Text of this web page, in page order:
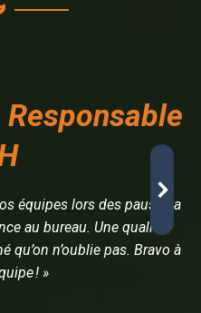
équipes lors des pauses a
au bureau. Une qualité
qu’on n’oublie pas. Bravo à
! »